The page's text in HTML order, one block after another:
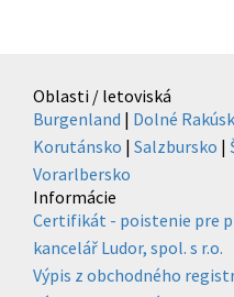
Oblasti / letoviská
Burgenland | Dolné
Korutánsko | Salzbursko |
Vorarlbersko
Informácie
Certifikát - poistenie pre
kancelář Ludor, spol. s r.o.
Výpis z obchodného